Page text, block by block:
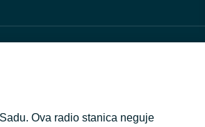
Ova radio stanica neguje